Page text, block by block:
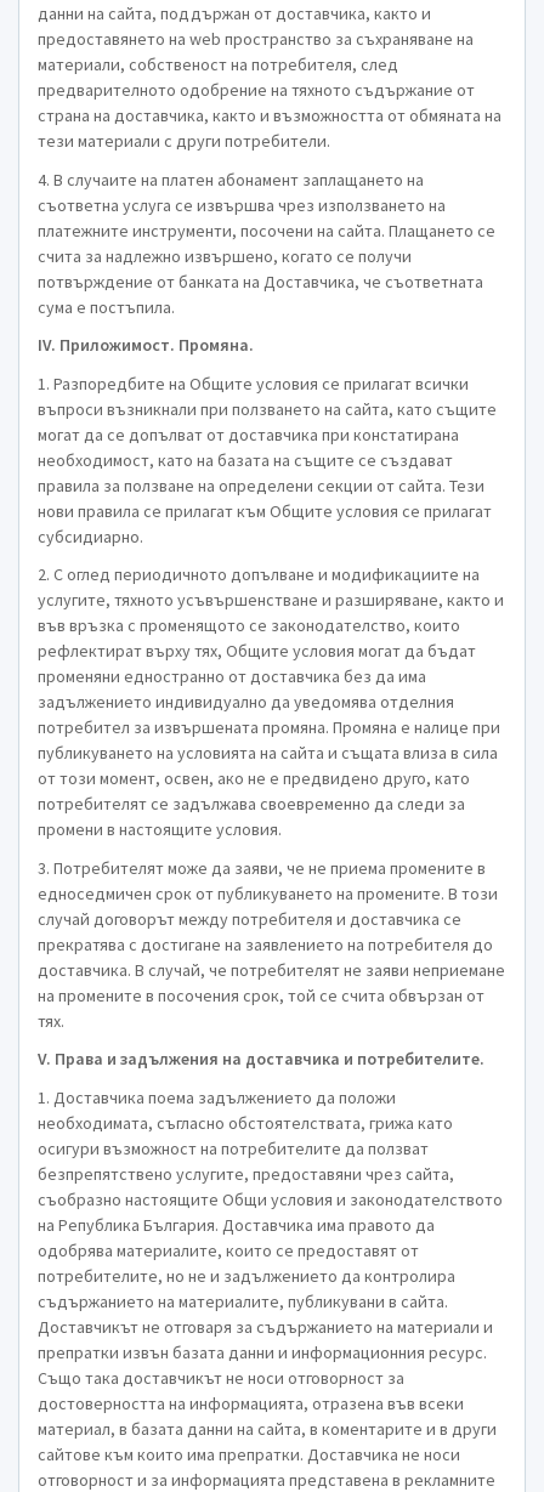
данни на сайта, поддържан от доставчика, както и
предоставянето на web пространство за съхраняване на
материали, собственост на потребителя, след
предварителното одобрение на тяхното съдържание от
страна на доставчика, както и възможността от обмяната на
тези материали с други потребители.
4. В случаите на платен абонамент заплащането на
съответна услуга се извършва чрез използването на
платежните инструменти, посочени на сайта. Плащането се
счита за надлежно извършено, когато се получи
потвърждение от банката на Доставчика, че съответната
сума е постъпила.
IV. Приложимост. Промяна.
1. Разпоредбите на Общите условия се прилагат всички
въпроси възникнали при ползването на сайта, като същите
могат да се допълват от доставчика при констатирана
необходимост, като на базата на същите се създават
правила за ползване на определени секции от сайта. Тези
нови правила се прилагат към Общите условия се прилагат
субсидиарно.
2. С оглед периодичното допълване и модификациите на
услугите, тяхното усъвършенстване и разширяване, както и
във връзка с променящото се законодателство, които
рефлектират върху тях, Общите условия могат да бъдат
променяни едностранно от доставчика без да има
задължението индивидуално да уведомява отделния
потребител за извършената промяна. Промяна е налице при
публикуването на условията на сайта и същата влиза в сила
от този момент, освен, ако не е предвидено друго, като
потребителят се задължава своевременно да следи за
промени в настоящите условия.
3. Потребителят може да заяви, че не приема промените в
едноседмичен срок от публикуването на промените. В този
случай договорът между потребителя и доставчика се
прекратява с достигане на заявлението на потребителя до
доставчика. В случай, че потребителят не заяви неприемане
на промените в посочения срок, той се счита обвързан от
тях.
V. Права и задължения на доставчика и потребителите.
1. Доставчика поема задължението да положи
необходимата, съгласно обстоятелствата, грижа като
осигури възможност на потребителите да ползват
безпрепятствено услугите, предоставяни чрез сайта,
съобразно настоящите Общи условия и законодателството
на Република България. Доставчика има правото да
одобрява материалите, които се предоставят от
потребителите, но не и задължението да контролира
съдържанието на материалите, публикувани в сайта.
Доставчикът не отговаря за съдържанието на материали и
препратки извън базата данни и информационния ресурс.
Също така доставчикът не носи отговорност за
достоверността на информацията, отразена във всеки
материал, в базата данни на сайта, в коментарите и в други
сайтове към които има препратки. Доставчика не носи
отговорност и за информацията представена в рекламните